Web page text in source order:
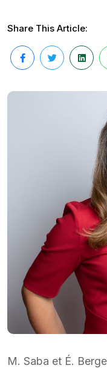
Share This Article:
M. Saba et É.